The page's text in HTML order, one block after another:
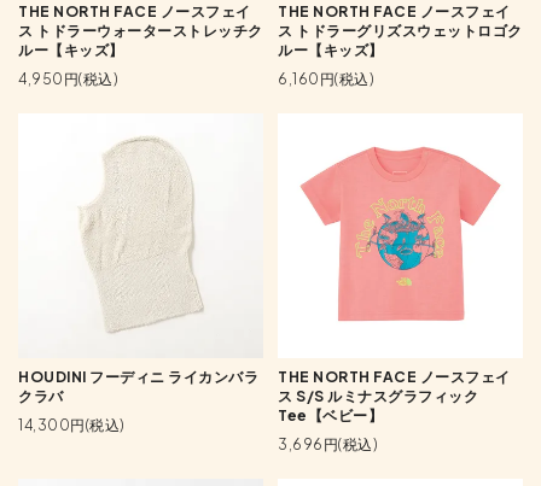
THE NORTH FACE ノースフェイ
ス トドラーウォーターストレッチク
ルー【キッズ】
4,950円(税込)
THE NORTH FACE ノースフェイ
ス トドラーグリズスウェットロゴク
ルー【キッズ】
6,160円(税込)
HOUDINI フーディニ ライカンバラ
クラバ
14,300円(税込)
THE NORTH FACE ノースフェイ
ス S/S ルミナスグラフィック
Tee【ベビー】
3,696円(税込)